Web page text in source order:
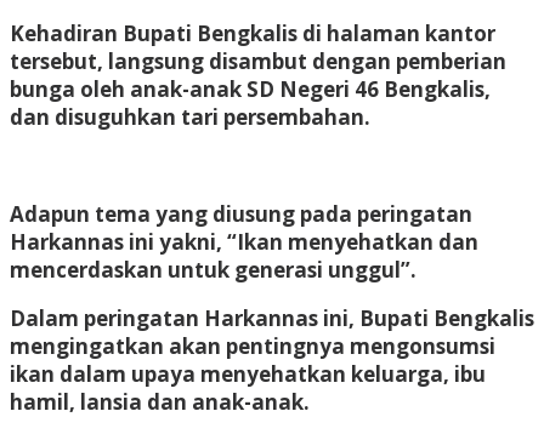
Kehadiran Bupati Bengkalis di halaman kantor
tersebut, langsung disambut dengan pemberian
bunga oleh anak-anak SD Negeri 46 Bengkalis,
dan disuguhkan tari persembahan.
Adapun tema yang diusung pada peringatan
Harkannas ini yakni, “Ikan menyehatkan dan
mencerdaskan untuk generasi unggul”.
Dalam peringatan Harkannas ini, Bupati Bengkalis
mengingatkan akan pentingnya mengonsumsi
ikan dalam upaya menyehatkan keluarga, ibu
hamil, lansia dan anak-anak.